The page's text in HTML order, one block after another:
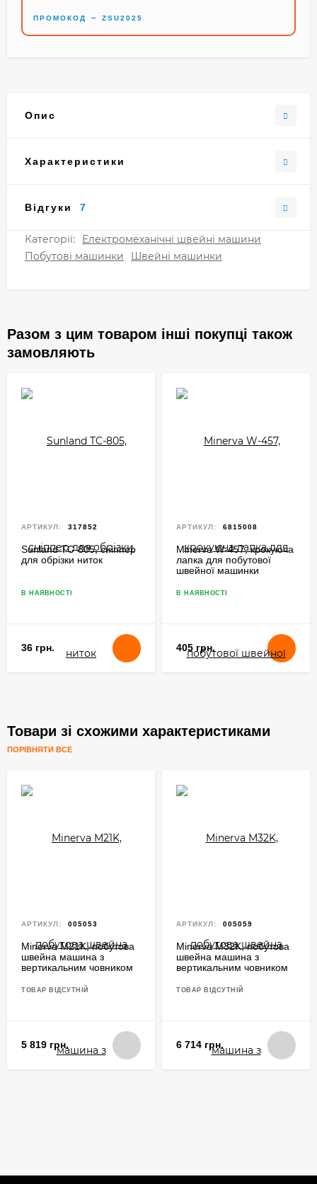
ПРОМОКОД → ZSU2025
Опис
Характеристики
Відгуки 7
Категорії:
Електромеханічні швейні машини
Побутові машинки
Швейні машинки
Разом з цим товаром інші покупці також
замовляють
АРТИКУЛ: 317852
Sunland TC-805, сніппер
для обрізки ниток
В НАЯВНОСТІ
36 грн.
АРТИКУЛ: 6815008
Minerva W-457, крокуюча
лапка для побутової
швейної машинки
В НАЯВНОСТІ
405 грн.
Товари зі схожими характеристиками
ПОРІВНЯТИ ВСЕ
АРТИКУЛ: 005053
Minerva M21K, побутова
швейна машина з
вертикальним човником
ТОВАР ВІДСУТНІЙ
5 819 грн.
АРТИКУЛ: 005059
Minerva M32K, побутова
швейна машина з
вертикальним човником
ТОВАР ВІДСУТНІЙ
6 714 грн.